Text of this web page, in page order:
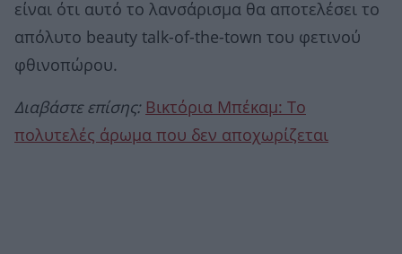
είναι ότι αυτό το λανσάρισμα θα αποτελέσει το
απόλυτο beauty talk-of-the-town του φετινού
φθινοπώρου.
Διαβάστε επίσης: Βικτόρια Μπέκαμ: Το
πολυτελές άρωμα που δεν αποχωρίζεται